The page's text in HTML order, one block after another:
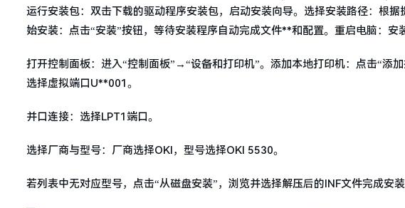
运行安装包：双击下载的驱动程序安装包，启动安装向导。选择安装路径：根
始安装：点击“安装”按钮，等待安装程序自动完成文件**和配置。重启电脑：
打开控制面板：进入“控制面板”→“设备和打印机”。添加本地打印机：点击“添
选择虚拟端口U**001。
并口连接：选择LPT1端口。
选择厂商与型号：厂商选择OKI，型号选择OKI 5530。
若列表中无对应型号，点击“从磁盘安装”，浏览并选择解压后的INF文件完成安装